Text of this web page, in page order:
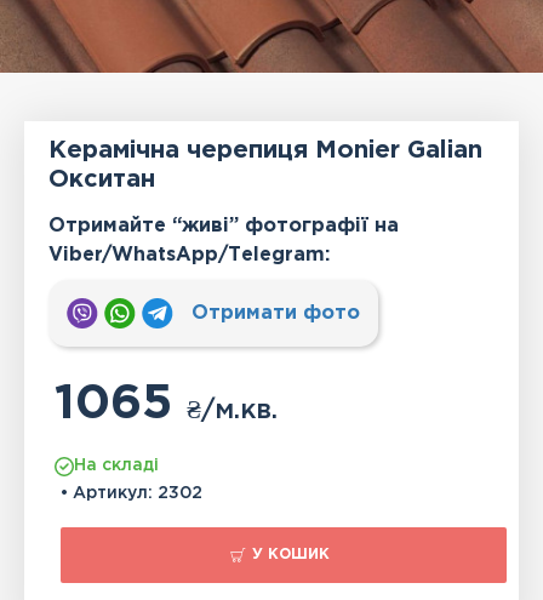
Керамічна черепиця Monier Galian
Окситан
Отримайте “живі” фотографії на
Viber/WhatsApp/Тelegram:
Отримати фото
1065₴/м.кв.
На складі
• Артикул: 2302
У КОШИК